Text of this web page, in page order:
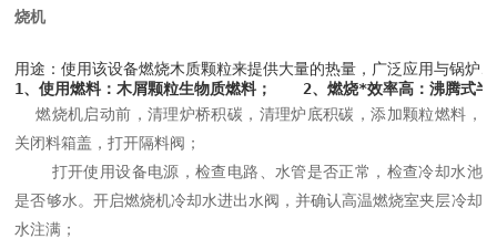
烧机
用途：使用该设备燃烧木质颗粒来提供大量的热量，广泛应用与锅炉
1、使用燃料：木屑颗粒生物质燃料；　　2、燃烧*效率高：沸腾式
燃烧机启动前，清理炉桥积碳，清理炉底积碳，添加颗粒燃料，
关闭料箱盖，打开隔料阀；
打开使用设备电源，检查电路、水管是否正常，检查冷却水池
是否够水。开启燃烧机冷却水进出水阀，并确认高温燃烧室夹层冷却
水注满；